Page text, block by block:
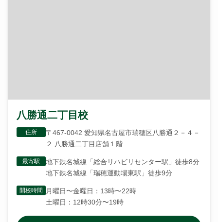
八勝通二丁目校
住所
〒467-0042 愛知県名古屋市瑞穂区八勝通２－４－
２ 八勝通二丁目店舗１階
最寄駅
地下鉄名城線「総合リハビリセンター駅」徒歩8分
地下鉄名城線「瑞穂運動場東駅」徒歩9分
開校時間
月曜日〜金曜日：13時〜22時
土曜日：12時30分〜19時